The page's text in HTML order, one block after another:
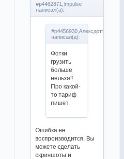
#p4462871,Impulse
написал(а):
#p4456930,Алексдоттир
написал(а):
Фотки
грузить
больше
нельзя?.
Про какой-
то тариф
пишет.
Ошибка не
воспроизводится. Вы
можете сделать
скриншоты и